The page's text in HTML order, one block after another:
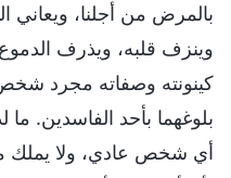
بالمرض من أجلنا، ويعاني
وينزف قلبه، ويذرف الدموع
كينونته وصفاته مجرد شخص
بلوغهما بأحد الفاسدين.
أي شخص عادي، ولا يملك